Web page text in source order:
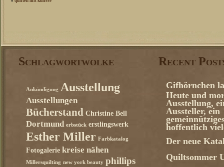
Schlagwortwolke
Ankündigung Ausstellung
Ausstellungen
Bücherstand Christine Bell
Dortmund erbstück erstlingswerk
Esther Miller Farbkatalog
Fotogalerie kreise nähen
Millersquilting new york beauty phillips
Recent
Gifhörnchen
Heute und
Ausstellung,
Aussteller, ein
hoffentlich
Der neue
Quiltsommer